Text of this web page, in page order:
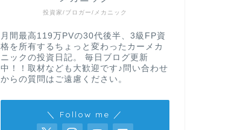
投資家/ブロガー/メカニック
月間最高119万PVの30代後半、3級FP資
格を所有するちょっと変わったカーメカ
ニックの投資日記。 毎日ブログ更新
中！！取材なども大歓迎です♪問い合わせ
からの質問はご遠慮ください。
＼ Follow me ／